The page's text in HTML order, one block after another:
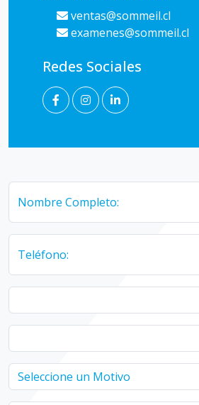
ventas@sommeil.cl
examenes@sommeil.cl
Redes Sociales
Nombre Completo:
Teléfono: